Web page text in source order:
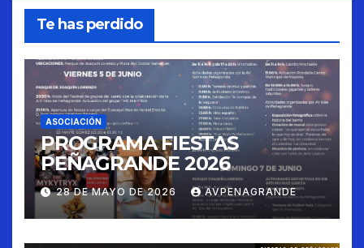
Te has perdido
ASOCIACIÓN
PROGRAMA FIESTAS
PEÑAGRANDE 2026
28 DE MAYO DE 2026 AVPENAGRANDE